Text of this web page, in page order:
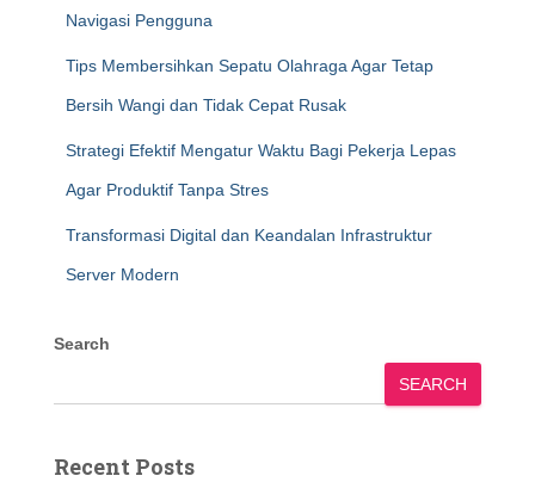
Navigasi Pengguna
Tips Membersihkan Sepatu Olahraga Agar Tetap
Bersih Wangi dan Tidak Cepat Rusak
Strategi Efektif Mengatur Waktu Bagi Pekerja Lepas
Agar Produktif Tanpa Stres
Transformasi Digital dan Keandalan Infrastruktur
Server Modern
Search
SEARCH
Recent Posts